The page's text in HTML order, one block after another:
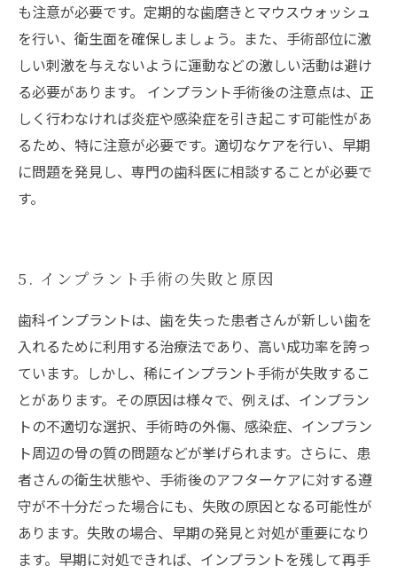
も注意が必要です。定期的な歯磨きとマウスウォッシュ
を行い、衛生面を確保しましょう。また、手術部位に激
しい刺激を与えないように運動などの激しい活動は避け
る必要があります。 インプラント手術後の注意点は、正
しく行わなければ炎症や感染症を引き起こす可能性があ
るため、特に注意が必要です。適切なケアを行い、早期
に問題を発見し、専門の歯科医に相談することが必要で
す。
5. インプラント手術の失敗と原因
歯科インプラントは、歯を失った患者さんが新しい歯を
入れるために利用する治療法であり、高い成功率を誇っ
ています。しかし、稀にインプラント手術が失敗するこ
とがあります。その原因は様々で、例えば、インプラン
トの不適切な選択、手術時の外傷、感染症、インプラン
ト周辺の骨の質の問題などが挙げられます。さらに、患
者さんの衛生状態や、手術後のアフターケアに対する遵
守が不十分だった場合にも、失敗の原因となる可能性が
あります。失敗の場合、早期の発見と対処が重要になり
ます。早期に対処できれば、インプラントを残して再手